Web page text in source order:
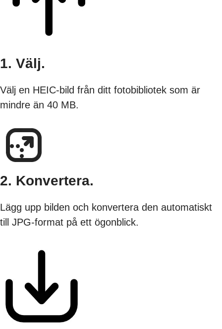
1. Välj.
Välj en HEIC-bild från ditt fotobibliotek som är
mindre än 40 MB.
2. Konvertera.
Lägg upp bilden och konvertera den automatiskt
till JPG-format på ett ögonblick.